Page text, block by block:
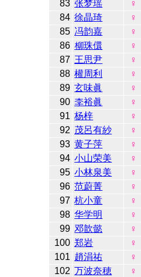
83 张梦瑶 ♀
84 徐晶琦 ♀
85 冯韵嘉 ♀
86 柳珠儇 ♀
87 王思尹 ♀
88 權周利 ♀
89 玄味眞 ♀
90 李裕眞 ♀
91 杨梓 ♀
92 茂呂有紗 ♀
93 黄子萍 ♀
94 小山荣美 ♀
95 小林泉美 ♀
96 范蔚菁 ♀
97 杭小童 ♀
98 华学明 ♀
99 邓歆懿 ♀
100 郑岩 ♀
101 趙涓祐 ♀
102 万波奈穂 ♀